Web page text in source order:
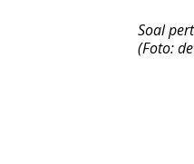
Soal
(Foto: